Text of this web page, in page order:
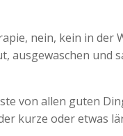
nein, kein in der
ausgewaschen und
von allen guten
kurze oder etwas